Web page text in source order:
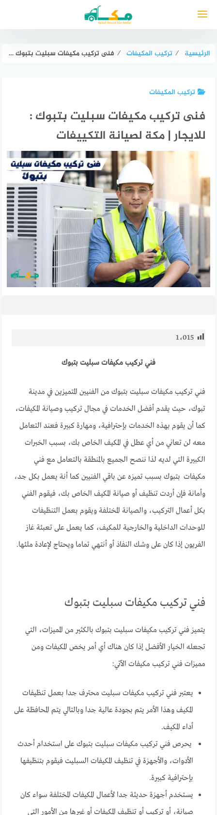
الرئيسية ⁄ تركيب المكيفات ⁄ فنى تركيب مكيفات سبليت بتبوك : للايجار | مكة لصيانة التكييفات
تركيب المكيفات
فنى تركيب مكيفات سبليت بتبوك :
للايجار | مكة لصيانة التكييفات
1٬015
فني تركيب مكيفات سبليت بتبوك
فني تركيب مكيفات سبليت بتبوك من الفنيين المتميزين في مدينة
تبوك، حيث يقدم أفضل الخدمات في مجال تركيب وصيانة المكيفات،
كما أن يقوم بهذه الخدمات بإحترافية، ومهارة كبيرة فعند التعامل
معه لن تعاني من أي عطل في المكيف الخاص بك، بسبب الخبرات
الكبيرة التي لديه لذا ننصح الجميع بالمنطقة بالتعامل مع فني
مكيفات بتبوك بسبب تميزه عن باقي الفنيين كما أنة يعمل بكل جد،
وأمانة فإن أردت تنظيف أو صيانة المكيف الخاص بك، فيقوم الفني
بكل أعمال التركيب، والصيانة المختلفة ويقوم بعمل التنظيفات
للوحدات الداخلية والخارجية للمكيف، كما يعمل على تعبئة غاز
الفريون إذا كان على وشك النفاذ أو أنتهي تماما ويحتاج لإعادة ملئها.
فني تركيب مكيفات سبليت بتبوك
يتميز فني تركيب مكيفات سبليت بتبوك بالكثير من المميزات، التي
تجعله الخيار الأفضل إذا كان هناك أي أمر يخص المكيفات ومن
مميزات فني تركيب مكيفات الآتي:
يعتبر فني تركيب مكيفات سبليت محترف جدا بعمل تنظيفات
المكيف وهذا الأمر يتم بجودة عالية جدا وبالتالي يتم المحافظة على
أداء المكيف.
يحرص فني تركيب مكيفات سبليت بتبوك على استخدام أحدث
الأدوات، والأجهزة في تنظيف المكيفات السبليت فيقوم بتنظيفها
بإحترافية كبيرة.
يستخدم أجهزة حديثة جدا لأعمال المكيفات المختلفة سواء كان
صيانة، أو تركيب أو تنظيف المكيفات أو غيرها من الأمور التي